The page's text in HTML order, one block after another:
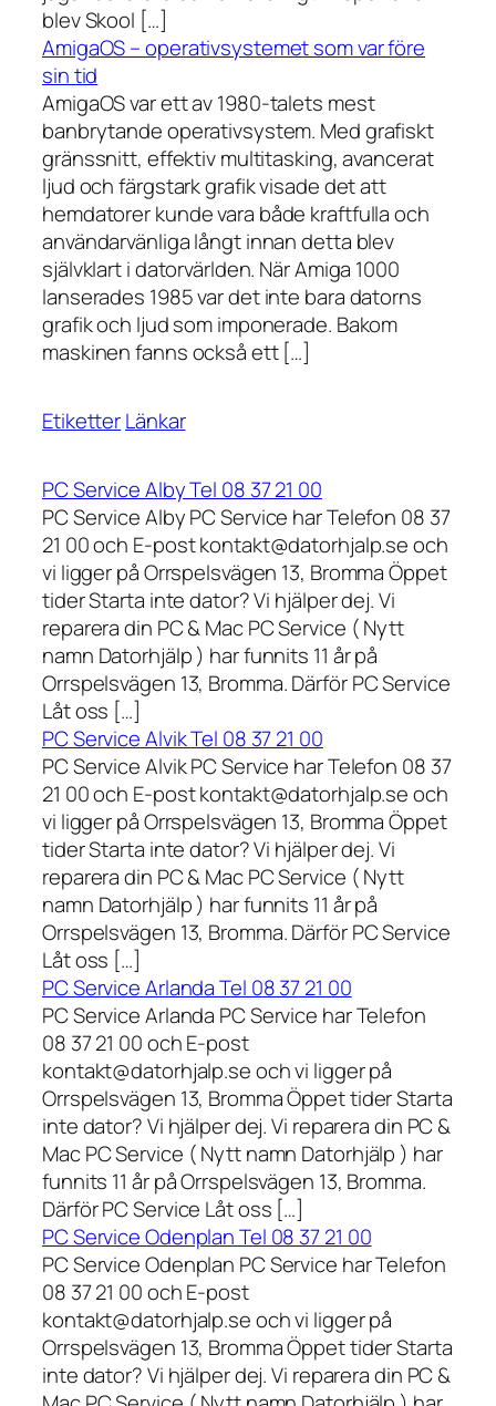
blev Skool […]
AmigaOS – operativsystemet som var före
sin tid
AmigaOS var ett av 1980-talets mest
banbrytande operativsystem. Med grafiskt
gränssnitt, effektiv multitasking, avancerat
ljud och färgstark grafik visade det att
hemdatorer kunde vara både kraftfulla och
användarvänliga långt innan detta blev
självklart i datorvärlden. När Amiga 1000
lanserades 1985 var det inte bara datorns
grafik och ljud som imponerade. Bakom
maskinen fanns också ett […]
EtiketterLänkar
PC Service Alby Tel 08 37 21 00
PC Service Alby PC Service har Telefon 08 37
21 00 och E-post kontakt@datorhjalp.se och
vi ligger på Orrspelsvägen 13, Bromma Öppet
tider Starta inte dator? Vi hjälper dej. Vi
reparera din PC & Mac PC Service ( Nytt
namn Datorhjälp ) har funnits 11 år på
Orrspelsvägen 13, Bromma. Därför PC Service
Låt oss […]
PC Service Alvik Tel 08 37 21 00
PC Service Alvik PC Service har Telefon 08 37
21 00 och E-post kontakt@datorhjalp.se och
vi ligger på Orrspelsvägen 13, Bromma Öppet
tider Starta inte dator? Vi hjälper dej. Vi
reparera din PC & Mac PC Service ( Nytt
namn Datorhjälp ) har funnits 11 år på
Orrspelsvägen 13, Bromma. Därför PC Service
Låt oss […]
PC Service Arlanda Tel 08 37 21 00
PC Service Arlanda PC Service har Telefon
08 37 21 00 och E-post
kontakt@datorhjalp.se och vi ligger på
Orrspelsvägen 13, Bromma Öppet tider Starta
inte dator? Vi hjälper dej. Vi reparera din PC &
Mac PC Service ( Nytt namn Datorhjälp ) har
funnits 11 år på Orrspelsvägen 13, Bromma.
Därför PC Service Låt oss […]
PC Service Odenplan Tel 08 37 21 00
PC Service Odenplan PC Service har Telefon
08 37 21 00 och E-post
kontakt@datorhjalp.se och vi ligger på
Orrspelsvägen 13, Bromma Öppet tider Starta
inte dator? Vi hjälper dej. Vi reparera din PC &